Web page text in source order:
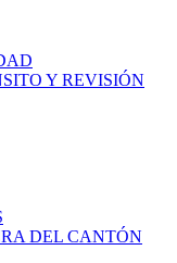
Y REVISIÓN
DEL CANTÓN